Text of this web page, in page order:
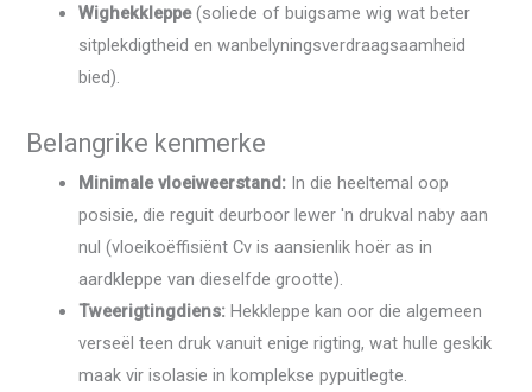
Wighekkleppe(soliede of buigsame wig wat beter
sitplekdigtheid en wanbelyningsverdraagsaamheid
bied).
Belangrike kenmerke
Minimale vloeiweerstand: In die heeltemal oop
posisie, die reguit deurboor lewer 'n drukval naby aan
nul (vloeikoëffisiënt Cv is aansienlik hoër as in
aardkleppe van dieselfde grootte).
Tweerigtingdiens: Hekkleppe kan oor die algemeen
verseël teen druk vanuit enige rigting, wat hulle geskik
maak vir isolasie in komplekse pypuitlegte.